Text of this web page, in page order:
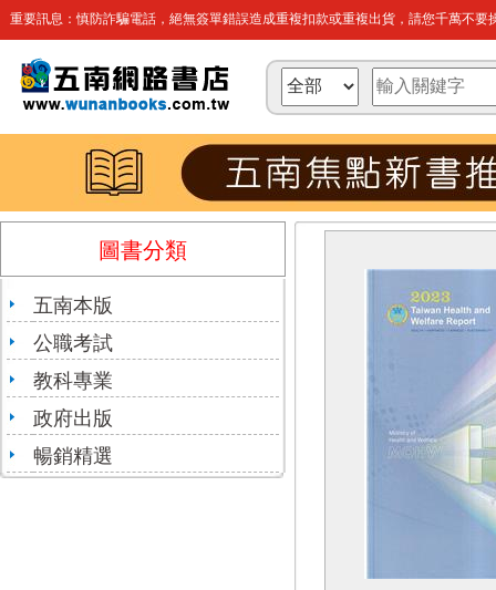
重要訊息：慎防詐騙電話，絕無簽單錯誤造成重複扣款或重複出貨，請您千萬不要
圖書分類
五南本版
公職考試
教科專業
政府出版
暢銷精選